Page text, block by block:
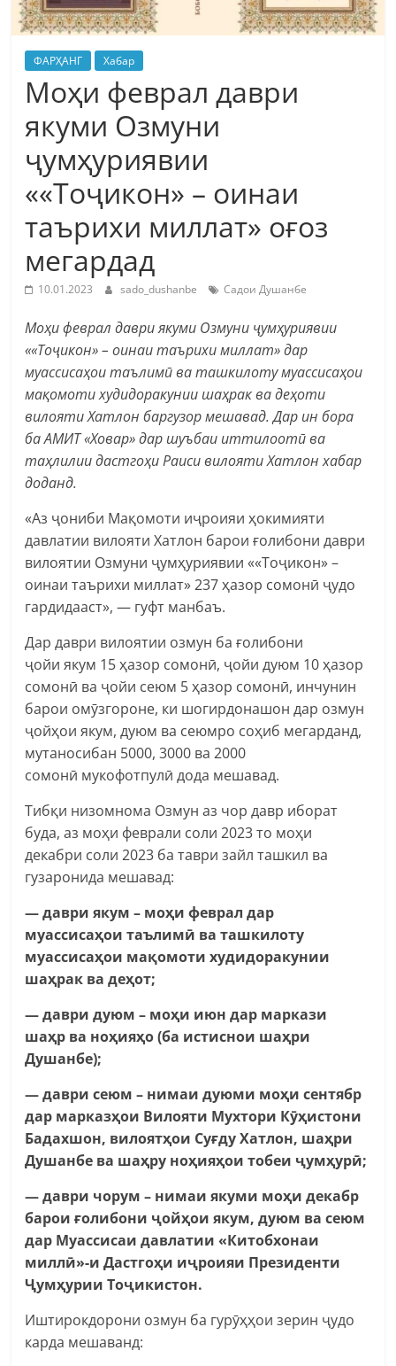
ФАРҲАНГ Хабар
Моҳи феврал даври
якуми Озмуни
ҷумҳуриявии
««Тоҷикон» – оинаи
таърихи миллат» оғоз
мегардад
10.01.2023 sado_dushanbe Садои Душанбе
Моҳи феврал даври якуми Озмуни ҷумҳуриявии
««Тоҷикон» – оинаи таърихи миллат» дар
муассисаҳои таълимӣ ва ташкилоту муассисаҳои
мақомоти худидоракунии шаҳрак ва деҳоти
вилояти Хатлон баргузор мешавад. Дар ин бора
ба АМИТ «Ховар» дар шуъбаи иттилоотӣ ва
таҳлилии дастгоҳи Раиси вилояти Хатлон хабар
доданд.
«Аз ҷониби Мақомоти иҷроияи ҳокимияти
давлатии вилояти Хатлон барои ғолибони даври
вилоятии Озмуни ҷумҳуриявии ««Тоҷикон» –
оинаи таърихи миллат» 237 ҳазор сомонӣ ҷудо
гардидааст», — гуфт манбаъ.
Дар даври вилоятии озмун ба ғолибони
ҷойи якум 15 ҳазор сомонӣ, ҷойи дуюм 10 ҳазор
сомонӣ ва ҷойи сеюм 5 ҳазор сомонӣ, инчунин
барои омӯзгороне, ки шогирдонашон дар озмун
ҷойҳои якум, дуюм ва сеюмро соҳиб мегарданд,
мутаносибан 5000, 3000 ва 2000
сомонӣ мукофотпулӣ дода мешавад.
Тибқи низомнома Озмун аз чор давр иборат
буда, аз моҳи феврали соли 2023 то моҳи
декабри соли 2023 ба таври зайл ташкил ва
гузаронида мешавад:
— даври якум – моҳи феврал дар
муассисаҳои таълимӣ ва ташкилоту
муассисаҳои мақомоти худидоракунии
шаҳрак ва деҳот;
— даври дуюм – моҳи июн дар маркази
шаҳр ва ноҳияҳо (ба истиснои шаҳри
Душанбе);
— даври сеюм – нимаи дуюми моҳи сентябр
дар марказҳои Вилояти Мухтори Кӯҳистони
Бадахшон, вилоятҳои Суғду Хатлон, шаҳри
Душанбе ва шаҳру ноҳияҳои тобеи ҷумҳурӣ;
— даври чорум – нимаи якуми моҳи декабр
барои ғолибони ҷойҳои якум, дуюм ва сеюм
дар Муассисаи давлатии «Китобхонаи
миллӣ»-и Дастгоҳи иҷроияи Президенти
Ҷумҳурии Тоҷикистон.
Иштирокдорони озмун ба гурӯҳҳои зерин ҷудо
карда мешаванд: